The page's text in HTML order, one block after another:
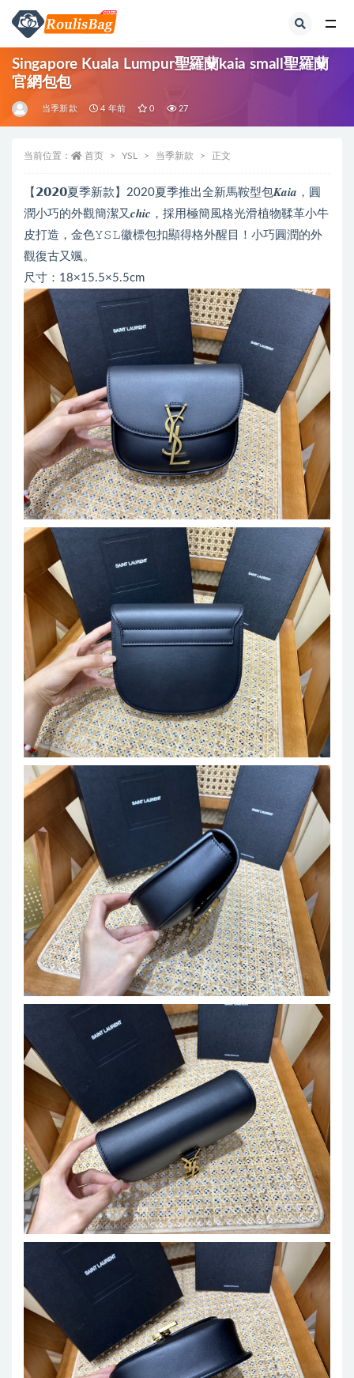
Singapore Kuala Lumpur聖羅蘭kaia small聖羅蘭
官網包包
当季新款 4 年前 0 27
当前位置： 首页 YSL 当季新款 正文
【𝟮𝟬𝟮𝟬夏季新款】2020夏季推出全新馬鞍型包𝑲𝒂𝒊𝒂，圓
潤小巧的外觀簡潔又𝒄𝒉𝒊𝒄，採用極簡風格光滑植物鞣革小牛
皮打造，金色𝚈𝚂𝙻徽標包扣顯得格外醒目！小巧圓潤的外
觀復古又颯。
尺寸：18×15.5×5.5cm